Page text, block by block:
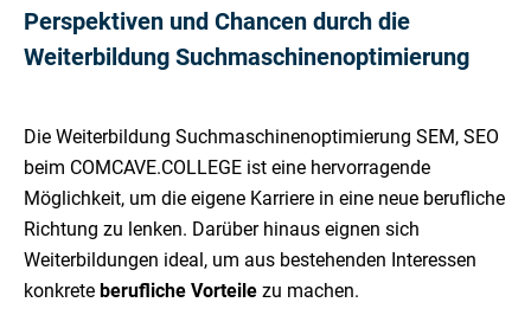
Perspektiven und Chancen durch die
Weiterbildung Suchmaschinenoptimierung
Die Weiterbildung Suchmaschinenoptimierung SEM, SEO
beim COMCAVE.COLLEGE ist eine hervorragende
Möglichkeit, um die eigene Karriere in eine neue berufliche
Richtung zu lenken. Darüber hinaus eignen sich
Weiterbildungen ideal, um aus bestehenden Interessen
konkrete berufliche Vorteile zu machen.